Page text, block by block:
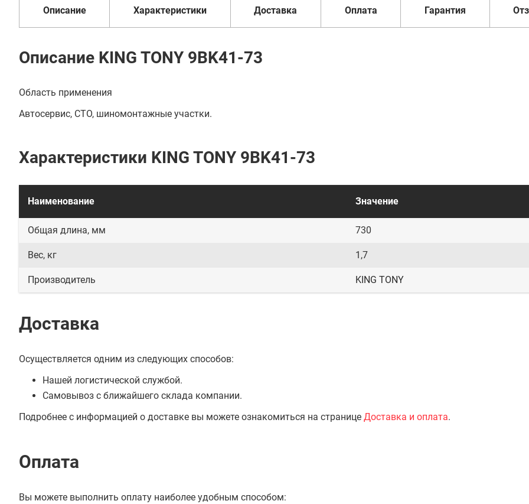
Описание Характеристики Доставка Оплата Гарантия
Описание KING TONY 9BK41-73
Область применения
Автосервис, СТО, шиномонтажные участки.
Характеристики KING TONY 9BK41-73
Наименование Значение
Общая длина, мм 730
Вес, кг 1,7
Производитель KING TONY
Доставка
Осуществляется одним из следующих способов:
Нашей логистической службой.
Самовывоз с ближайшего склада компании.
Подробнее с информацией о доставке вы можете ознакомиться на странице Доставка и оплата.
Оплата
Вы можете выполнить оплату наиболее удобным способом: